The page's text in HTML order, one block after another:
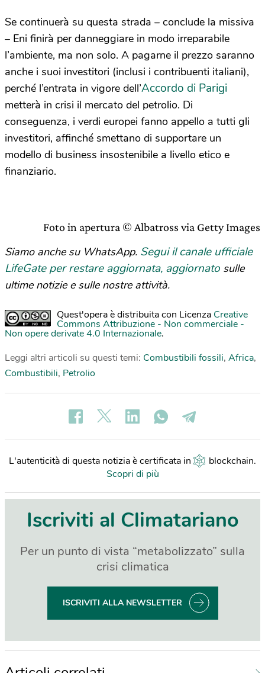
Se continuerà su questa strada – conclude la missiva
– Eni finirà per danneggiare in modo irreparabile
l’ambiente, ma non solo. A pagarne il prezzo saranno
anche i suoi investitori (inclusi i contribuenti italiani),
perché l’entrata in vigore dell’Accordo di Parigi
metterà in crisi il mercato del petrolio. Di
conseguenza, i verdi europei fanno appello a tutti gli
investitori, affinché smettano di supportare un
modello di business insostenibile a livello etico e
finanziario.
Foto in apertura © Albatross via Getty Images
Siamo anche su WhatsApp. Segui il canale ufficiale
LifeGate per restare aggiornata, aggiornato sulle
ultime notizie e sulle nostre attività.
Quest'opera è distribuita con Licenza Creative
Commons Attribuzione - Non commerciale -
Non opere derivate 4.0 Internazionale.
Leggi altri articoli su questi temi: Combustibili fossili, Africa,
Combustibili, Petrolio
L'autenticità di questa notizia è certificata in blockchain.
Scopri di più
Iscriviti al Climatariano
Per un punto di vista “metabolizzato” sulla
crisi climatica
ISCRIVITI ALLA NEWSLETTER